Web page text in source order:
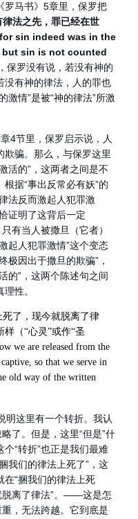
罗马书》5章里，保罗把
律法之先，罪已经在世
for sin indeed was in the
but sin is not counted
保罗没有说，若没有神的
没有神的律法，人的罪也
激情”是被“神的律法”所激
4节里，保罗启示说，人
骗。那么，与保罗这里
活的”，这两者之间是不
据“事出反常必有妖”的
法反而激起人犯罪激
证明了这背后一定
有当人被撒旦（它者）
起人犯罪激情”这个变态
极因出于撒旦的欺骗”，
的”，这两个陈述句之间
性。
了，现今就脱离了律
（“心灵”或作“圣
we are released from the
so that we serve in
old way of the written
明这里有一个转折。我认
了。但是，这里“但是”什
“转折”也正是我们最难
我们的律法上死了”，这
“捆我们的律法上死
脱离了律法”。——这是怎
，无法跨越。它到底是